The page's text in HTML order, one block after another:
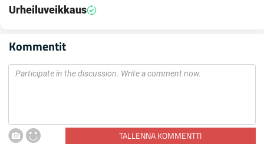
Urheiluveikkaus
Kommentit
TALLENNA KOMMENTTI